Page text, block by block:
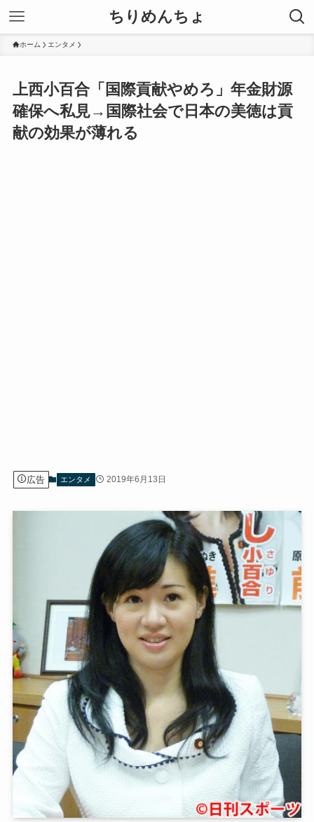
ちりめんちょ
ホーム エンタメ
上西小百合「国際貢献やめろ」年金財源
確保へ私見→国際社会で日本の美徳は貢
献の効果が薄れる
広告 エンタメ 2019年6月13日